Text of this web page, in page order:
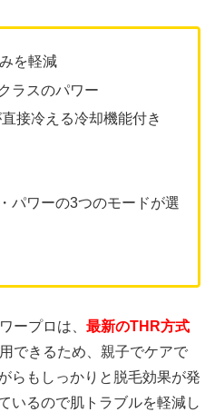
を軽減
ラスのパワー
接冷える冷却機能付き
パワーの3つのモードが選
ープロは、 最新のTHR方式
できるため、親子でケアで
らもしっかりと脱毛効果が発
いるので肌トラブルを軽減し